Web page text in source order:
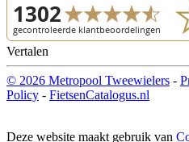
Vertalen
© 2026 Metropool Tweewielers -
Policy - FietsenCatalogus.nl
Deze website maakt gebruik van